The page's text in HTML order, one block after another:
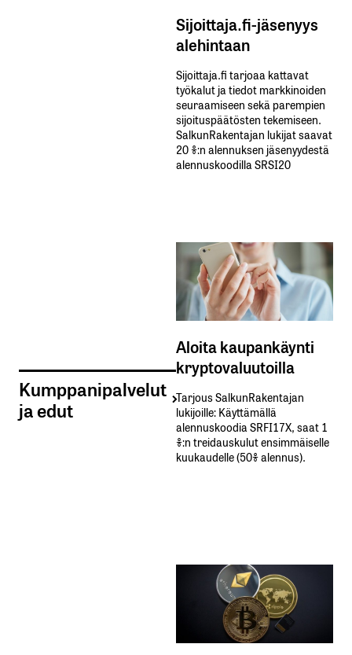
Kumppanipalvelut
ja edut
Sijoittaja.fi-jäsenyys
alehintaan
Sijoittaja.fi tarjoaa kattavat
työkalut ja tiedot markkinoiden
seuraamiseen sekä parempien
sijoituspäätösten tekemiseen.
SalkunRakentajan lukijat saavat
20 %:n alennuksen jäsenyydestä
alennuskoodilla SRSI20
Aloita kaupankäynti
kryptovaluutoilla
Tarjous SalkunRakentajan
lukijoille: Käyttämällä​ ​
alennuskoodia​ ​SRFI17X,​ ​saat​ ​1
%:n treidauskulut​ ​ensimmäiselle​ ​
kuukaudelle​ ​(50%​ ​alennus).